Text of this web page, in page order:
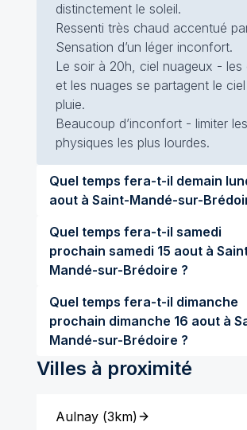
distinctement le soleil.
Ressenti très chaud accentué
Sensation d’un léger inconfort.
Le soir à 20h, ciel nuageux - les
et les nuages se partagent le
pluie.
Beaucoup d’inconfort - limiter
physiques les plus lourdes.
Quel temps fera-t-il demain lundi 10
aout à Saint-Mandé-sur-
Quel temps fera-t-il samedi
prochain samedi 15 aout à Saint-
Mandé-sur-Brédoire ?
Quel temps fera-t-il dimanche
prochain dimanche 16 aout à Saint-
Mandé-sur-Brédoire ?
Villes à proximité
Aulnay(3km)